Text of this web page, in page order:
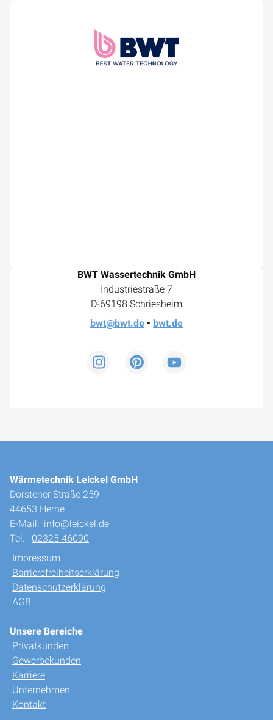
BWT Wassertechnik GmbH
Industriestraße 7
D-69198 Schriesheim
bwt@bwt.de • bwt.de
Wärmetechnik Leickel GmbH
Dorstener Straße 259
44653 Herne
E-Mail: info@leickel.de
Tel.: 02325 46090
Impressum
Barrierefreiheitserklärung
Datenschutzerklärung
AGB
Unsere Bereiche
Privatkunden
Gewerbekunden
Karriere
Unternehmen
Kontakt